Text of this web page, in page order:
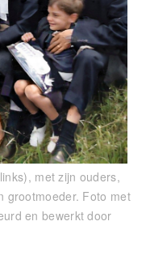
met zijn ouders,
grootmoeder. Foto met
en bewerkt door